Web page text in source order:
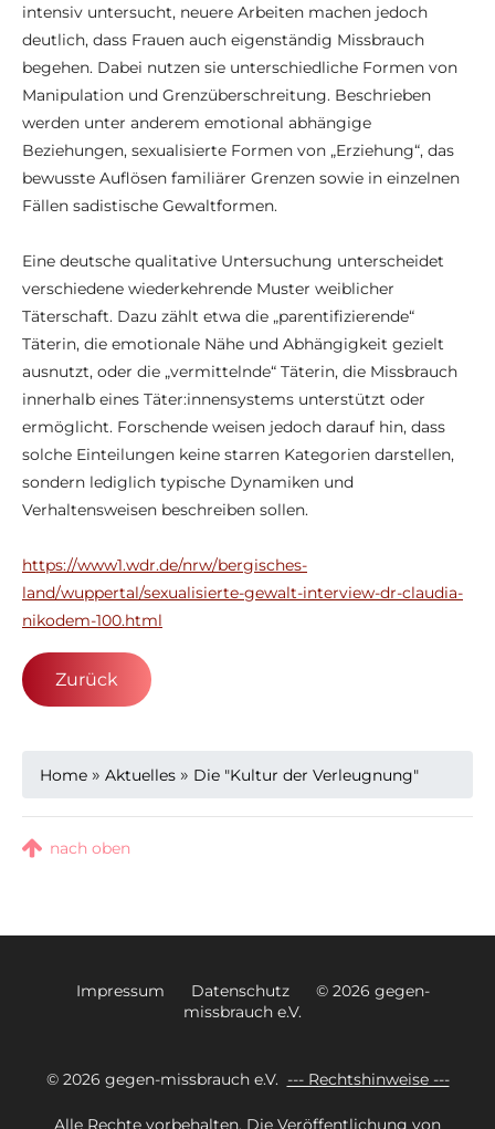
intensiv untersucht, neuere Arbeiten machen jedoch
deutlich, dass Frauen auch eigenständig Missbrauch
begehen. Dabei nutzen sie unterschiedliche Formen von
Manipulation und Grenzüberschreitung. Beschrieben
werden unter anderem emotional abhängige
Beziehungen, sexualisierte Formen von „Erziehung“, das
bewusste Auflösen familiärer Grenzen sowie in einzelnen
Fällen sadistische Gewaltformen.
Eine deutsche qualitative Untersuchung unterscheidet
verschiedene wiederkehrende Muster weiblicher
Täterschaft. Dazu zählt etwa die „parentifizierende“
Täterin, die emotionale Nähe und Abhängigkeit gezielt
ausnutzt, oder die „vermittelnde“ Täterin, die Missbrauch
innerhalb eines Täter:innensystems unterstützt oder
ermöglicht. Forschende weisen jedoch darauf hin, dass
solche Einteilungen keine starren Kategorien darstellen,
sondern lediglich typische Dynamiken und
Verhaltensweisen beschreiben sollen.
https://www1.wdr.de/nrw/bergisches-
land/wuppertal/sexualisierte-gewalt-interview-dr-claudia-
nikodem-100.html
Zurück
Home » Aktuelles » Die "Kultur der Verleugnung"
nach oben
Impressum Datenschutz
© 2026 gegen-
missbrauch e.V.
© 2026 gegen-missbrauch e.V. --- Rechtshinweise ---
Alle Rechte vorbehalten. Die Veröffentlichung von